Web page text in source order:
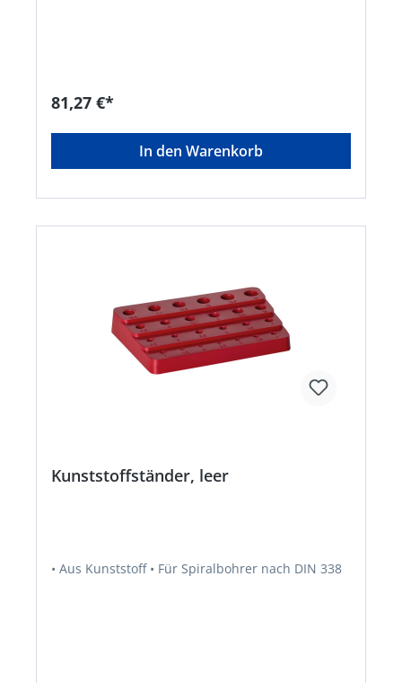
81,27 €*
In den Warenkorb
Kunststoffständer, leer
• Aus Kunststoff • Für Spiralbohrer nach DIN 338